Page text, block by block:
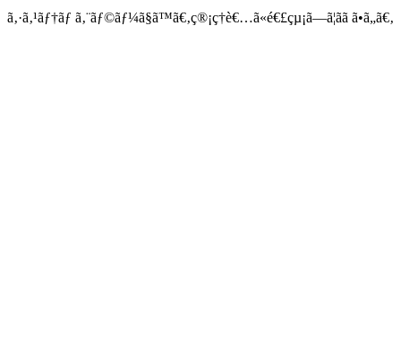
ã‚·ã‚¹ãƒ†ãƒ ã‚¨ãƒ©ãƒ¼ã§ã™ã€‚ç®¡ç†è€…ã«é€£çµ¡ã—ã¦ãã ã•ã„ã€‚